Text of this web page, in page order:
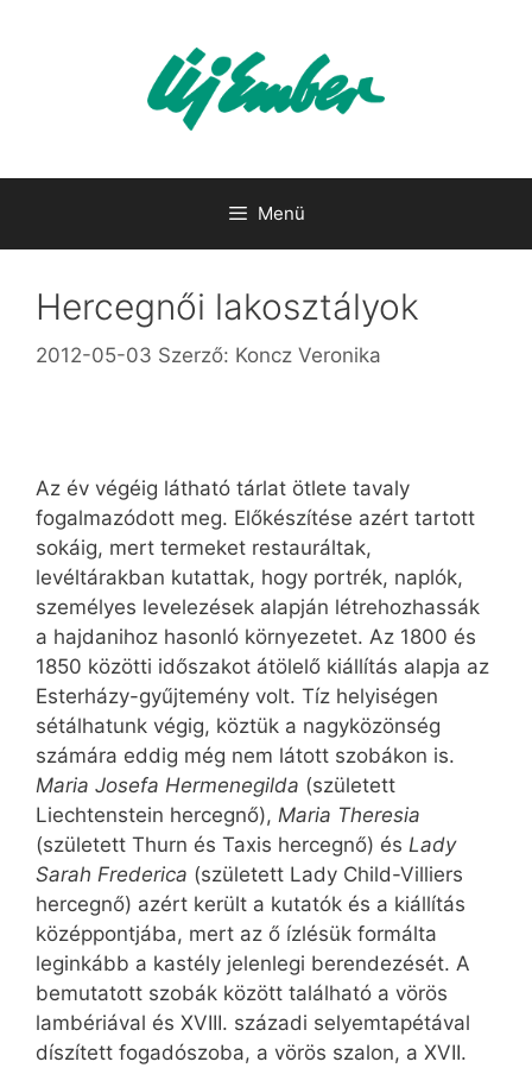
Menü
Hercegnői lakosztályok
2012-05-03 Szerző: Koncz Veronika
Az év végéig látható tárlat ötlete tavaly
fogalmazódott meg. Előkészítése azért tartott
sokáig, mert termeket restauráltak,
levéltárakban kutattak, hogy portrék, naplók,
személyes levelezések alapján létrehozhassák
a hajdanihoz hasonló környezetet. Az 1800 és
1850 közötti időszakot átölelő kiállítás alapja az
Esterházy-gyűjtemény volt. Tíz helyiségen
sétálhatunk végig, köztük a nagyközönség
számára eddig még nem látott szobákon is.
Maria Josefa Hermenegilda (született
Liechtenstein hercegnő), Maria Theresia
(született Thurn és Taxis hercegnő) és Lady
Sarah Frederica (született Lady Child-Villiers
hercegnő) azért került a kutatók és a kiállítás
középpontjába, mert az ő ízlésük formálta
leginkább a kastély jelenlegi berendezését. A
bemutatott szobák között található a vörös
lambériával és XVIII. századi selyemtapétával
díszített fogadószoba, a vörös szalon, a XVII.